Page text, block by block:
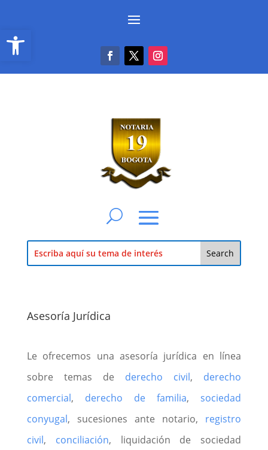
Abrir barra de herramientas
Asesoría Jurídica
Le ofrecemos una asesoría jurídica en línea
sobre temas de derecho civil, derecho
comercial, derecho de familia,sociedad
conyugal, sucesiones ante notario, registro
civil, conciliación, liquidación de sociedad